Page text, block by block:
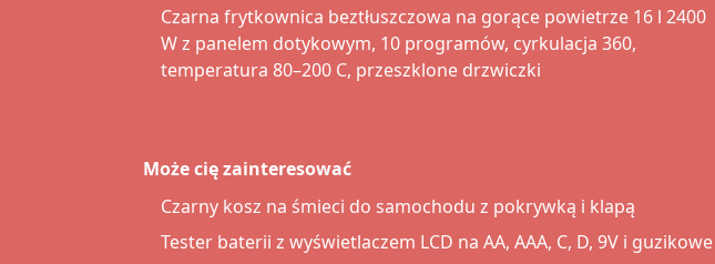
Czarna frytkownica beztłuszczowa na gorące powietrze 16 l 2400
W z panelem dotykowym, 10 programów, cyrkulacja 360,
temperatura 80–200 C, przeszklone drzwiczki
Może cię zainteresować
Czarny kosz na śmieci do samochodu z pokrywką i klapą
Tester baterii z wyświetlaczem LCD na AA, AAA, C, D, 9V i guzikowe